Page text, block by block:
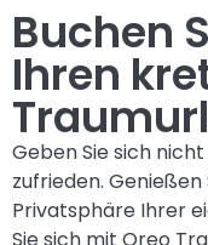
Buchen
Ihren
Geben Sie sich
zufrieden. Genießen
Privatsphäre Ihrer
Sie sich mit Oreo